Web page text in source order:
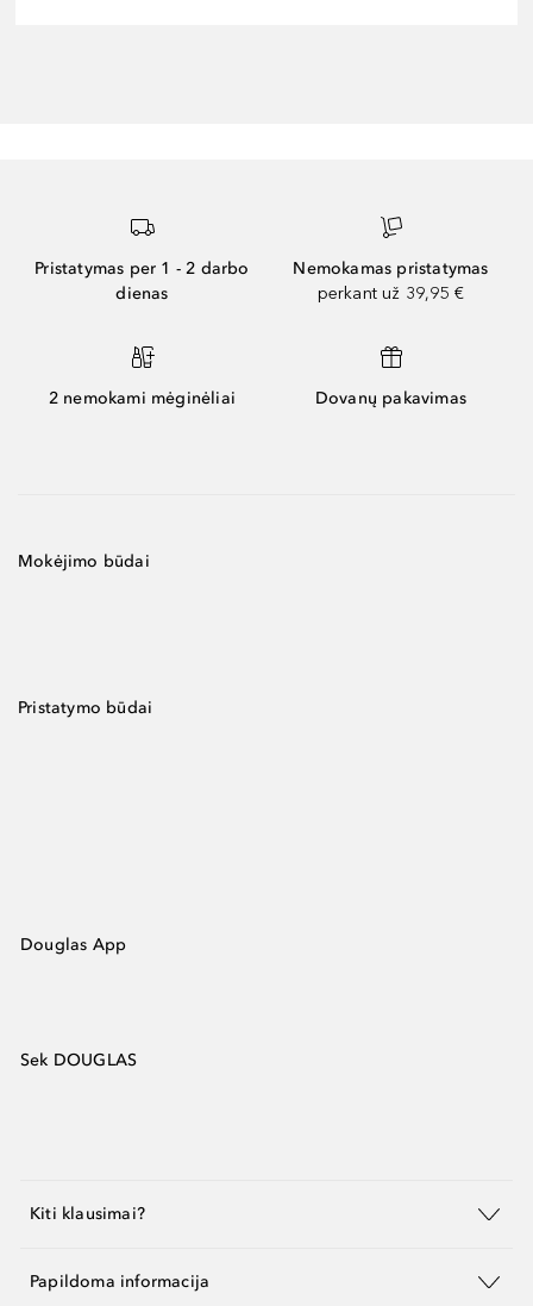
Pristatymas per 1 - 2 darbo
dienas
Nemokamas pristatymas
perkant už 39,95 €
2 nemokami mėginėliai Dovanų pakavimas
Mokėjimo būdai
Pristatymo būdai
Douglas App
Sek DOUGLAS
Kiti klausimai?
Papildoma informacija